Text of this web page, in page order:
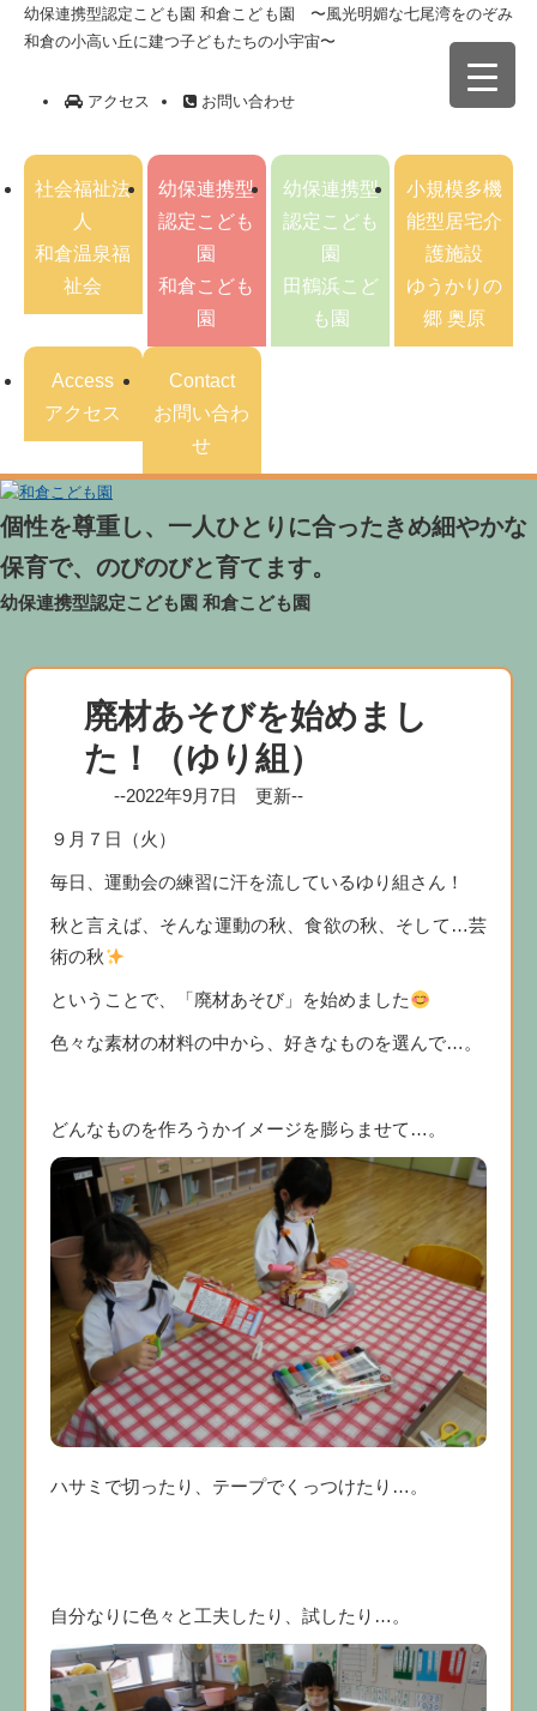
幼保連携型認定こども園 和倉こども園 〜風光明媚な七尾湾をのぞみ
和倉の小高い丘に建つ子どもたちの小宇宙〜
アクセス お問い合わせ
社会福祉法
人
和倉温泉福
祉会
幼保連携型
認定こども
園
和倉こども
園
幼保連携型
認定こども
園
田鶴浜こど
も園
小規模多機
能型居宅介
護施設
ゆうかりの
郷 奥原
Access
アクセス
Contact
お問い合わ
せ
個性を尊重し、一人ひとりに合ったきめ細やかな
保育で、のびのびと育てます。
幼保連携型認定こども園 和倉こども園
廃材あそびを始めまし
た！（ゆり組）
--2022年9月7日 更新--
９月７日（火）
毎日、運動会の練習に汗を流しているゆり組さん！
秋と言えば、そんな運動の秋、食欲の秋、そして…芸
術の秋
ということで、「廃材あそび」を始めました
色々な素材の材料の中から、好きなものを選んで…。
どんなものを作ろうかイメージを膨らませて…。
ハサミで切ったり、テープでくっつけたり…。
自分なりに色々と工夫したり、試したり…。